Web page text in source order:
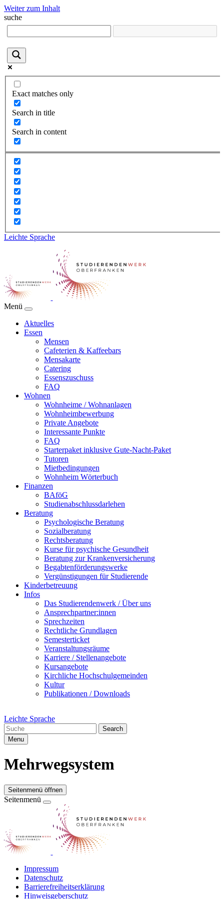
Weiter zum Inhalt
suche
Exact matches only
Search in title
Search in content
Leichte Sprache
Menü
Aktuelles
Essen
Mensen
Cafeterien & Kaffeebars
Mensakarte
Catering
Essenszuschuss
FAQ
Wohnen
Wohnheime / Wohnanlagen
Wohnheimbewerbung
Private Angebote
Interessante Punkte
FAQ
Starterpaket inklusive Gute-Nacht-Paket
Tutoren
Mietbedingungen
Wohnheim Wörterbuch
Finanzen
BAföG
Studienabschlussdarlehen
Beratung
Psychologische Beratung
Sozialberatung
Rechtsberatung
Kurse für psychische Gesundheit
Beratung zur Krankenversicherung
Begabtenförderungswerke
Vergünstigungen für Studierende
Kinderbetreuung
Infos
Das Studierendenwerk / Über uns
Ansprechpartner:innen
Sprechzeiten
Rechtliche Grundlagen
Semesterticket
Veranstaltungsräume
Karriere / Stellenangebote
Kursangebote
Kirchliche Hochschulgemeinden
Kultur
Publikationen / Downloads
Leichte Sprache
Search
Menu
Mehrwegsystem
Seitenmenü öffnen
Seitenmenü
Impressum
Datenschutz
Barrierefreiheitserklärung
Hinweisgeberschutz